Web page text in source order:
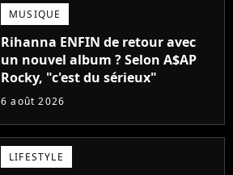
MUSIQUE
Rihanna ENFIN de retour avec
un nouvel album ? Selon A$AP
Rocky, "c'est du sérieux"
6 août 2026
LIFESTYLE